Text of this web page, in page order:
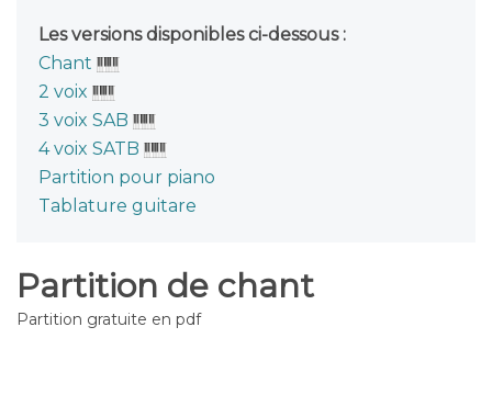
Les versions disponibles ci-dessous :
Chant
2 voix
3 voix SAB
4 voix SATB
Partition pour piano
Tablature guitare
Partition de chant
Partition gratuite en pdf